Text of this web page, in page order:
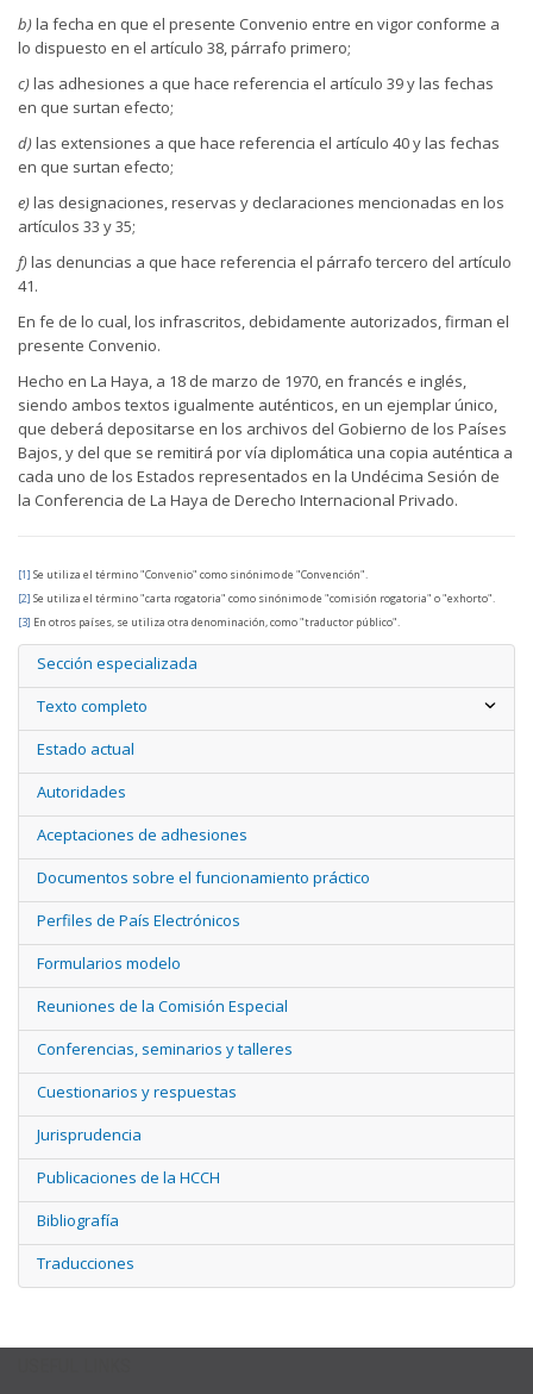
b)la fecha en que el presente Convenio entre en vigor conforme a
lo dispuesto en el artículo 38, párrafo primero;
c)las adhesiones a que hace referencia el artículo 39 y las fechas
en que surtan efecto;
d)las extensiones a que hace referencia el artículo 40 y las fechas
en que surtan efecto;
e)las designaciones, reservas y declaraciones mencionadas en los
artículos 33 y 35;
f)las denuncias a que hace referencia el párrafo tercero del artículo
41.
En fe de lo cual, los infrascritos, debidamente autorizados, firman el
presente Convenio.
Hecho en La Haya, a 18 de marzo de 1970, en francés e inglés,
siendo ambos textos igualmente auténticos, en un ejemplar único,
que deberá depositarse en los archivos del Gobierno de los Países
Bajos, y del que se remitirá por vía diplomática una copia auténtica a
cada uno de los Estados representados en la Undécima Sesión de
la Conferencia de La Haya de Derecho Internacional Privado.
[1] Se utiliza el término "Convenio" como sinónimo de "Convención".
[2] Se utiliza el término "carta rogatoria" como sinónimo de "comisión rogatoria" o "exhorto".
[3] En otros países, se utiliza otra denominación, como "traductor público".
Sección especializada
Texto completo
Estado actual
Autoridades
Aceptaciones de adhesiones
Documentos sobre el funcionamiento práctico
Perfiles de País Electrónicos
Formularios modelo
Reuniones de la Comisión Especial
Conferencias, seminarios y talleres
Cuestionarios y respuestas
Jurisprudencia
Publicaciones de la HCCH
Bibliografía
Traducciones